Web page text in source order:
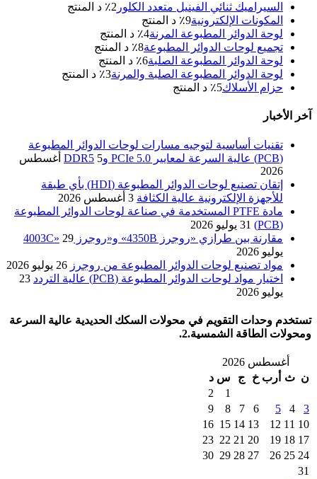
السيراميك ثنائي الفينيل متعدد الكلور 2٪ د المنتج
المكونات الإلكترونية9٪ د المنتج
لوحة الدوائر المطبوعة المرنة4٪ د المنتج
تجميع لوحات الدوائر المطبوعة8٪ د المنتج
لوحة الدوائر المطبوعة الصلبة6٪ د المنتج
لوحة الدوائر المطبوعة الصلبة والمرنة3٪ د المنتج
حزام الأسلاك5٪ د المنتج
آخر الأخبار
تقنيات أساسية لتوجيه مسارات لوحات الدوائر المطبوعة
(PCB) عالية السرعة لمعايير PCIe 5.0 وDDR5
5 أغسطس
2026
إتقان تصنيع لوحات الدوائر المطبوعة (HDI) بأي طبقة
للأجهزة الإلكترونية عالية الكثافة 3 أغسطس 2026
مادة PTFE المستخدمة في صناعة لوحات الدوائر المطبوعة
(PCB)
31 يوليو 2026
مقارنة بين طرازي «روجرز 4350B» و«روجرز 4003C»
29
يوليو 2026
مواد تصنيع لوحات الدوائر المطبوعة من روجرز 26 يوليو 2026
اختيار مواد لوحات الدوائر المطبوعة (PCB) عالية التردد
23
يوليو 2026
تستخدم وحدات التقويم في محولات السكك الحديدية عالية السرعة
ومحولات الطاقة الشمسية.2.
أغسطس 2026
ن ث أرب خ ج س د
1
2
3
4
5
6
7
8
9
10
11
12
13
14
15
16
17
18
19
20
21
22
23
24
25
26
27
28
29
30
31